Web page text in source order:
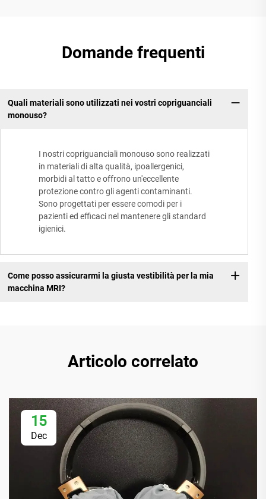
Domande frequenti
Quali materiali sono utilizzati nei vostri copriguanciali
monouso?
I nostri copriguanciali monouso sono realizzati
in materiali di alta qualità, ipoallergenici,
morbidi al tatto e offrono un'eccellente
protezione contro gli agenti contaminanti.
Sono progettati per essere comodi per i
pazienti ed efficaci nel mantenere gli standard
igienici.
Come posso assicurarmi la giusta vestibilità per la mia
macchina MRI?
Articolo correlato
15
Dec